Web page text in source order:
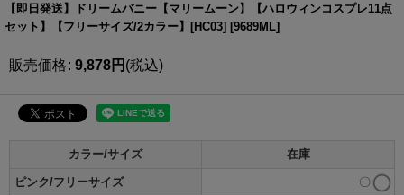
【即日発送】ドリームバニー【マリームーン】【ハロウィンコスプレ11点
セット】【フリーサイズ/2カラー】[HC03] [9689ML]
販売価格: 9,878円 (税込)
カラー/サイズ 在庫
ピンク/フリーサイズ 〇